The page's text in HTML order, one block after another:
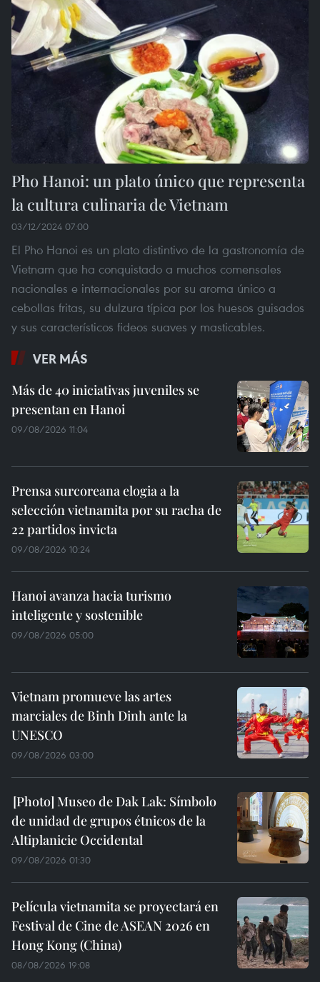
Pho Hanoi: un plato único que representa
la cultura culinaria de Vietnam
03/12/2024 07:00
El Pho Hanoi es un plato distintivo de la gastronomía de
Vietnam que ha conquistado a muchos comensales
nacionales e internacionales por su aroma único a
cebollas fritas, su dulzura típica por los huesos guisados
y sus característicos fideos suaves y masticables.
VER MÁS
Más de 40 iniciativas juveniles se
presentan en Hanoi
09/08/2026 11:04
Prensa surcoreana elogia a la
selección vietnamita por su racha de
22 partidos invicta
09/08/2026 10:24
Hanoi avanza hacia turismo
inteligente y sostenible
09/08/2026 05:00
Vietnam promueve las artes
marciales de Binh Dinh ante la
UNESCO
09/08/2026 03:00
Museo de Dak Lak: Símbolo
de unidad de grupos étnicos de la
Altiplanicie Occidental
09/08/2026 01:30
Película vietnamita se proyectará en
Festival de Cine de ASEAN 2026 en
Hong Kong (China)
08/08/2026 19:08